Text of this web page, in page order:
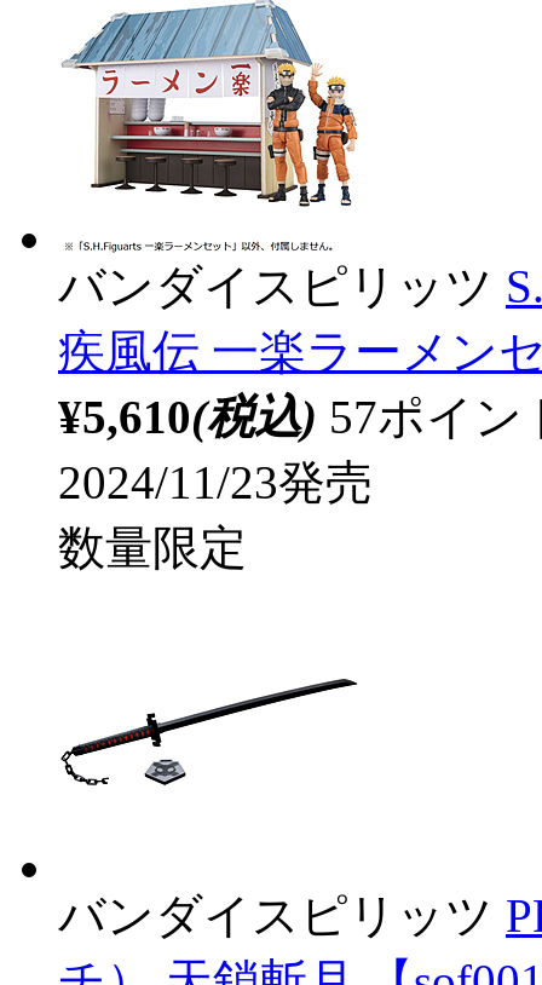
バンダイスピリッツ
疾風伝 一楽ラーメン
¥5,610(税込) 57ポイ
2024/11/23発売
数量限定
バンダイスピリッツ